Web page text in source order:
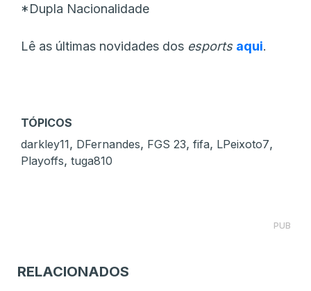
*Dupla Nacionalidade
Lê as últimas novidades dos esports aqui.
TÓPICOS
darkley11, DFernandes, FGS 23, fifa, LPeixoto7,
Playoffs, tuga810
PUB
RELACIONADOS